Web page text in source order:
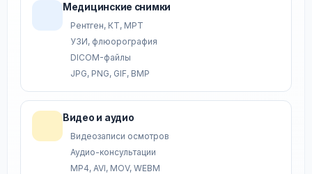
Медицинские снимки
Рентген, КТ, МРТ
УЗИ, флюорография
DICOM-файлы
JPG, PNG, GIF, BMP
Видео и аудио
Видеозаписи осмотров
Аудио-консультации
MP4, AVI, MOV, WEBM